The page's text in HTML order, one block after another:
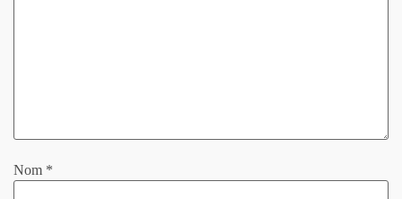
Nom *